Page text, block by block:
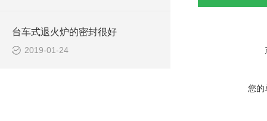
台车式退火炉的密封很好
2019-01-24
您的